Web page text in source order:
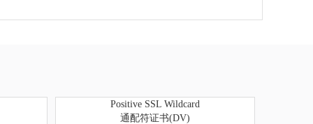
Positive SSL Wildcard
通配符证书(DV)